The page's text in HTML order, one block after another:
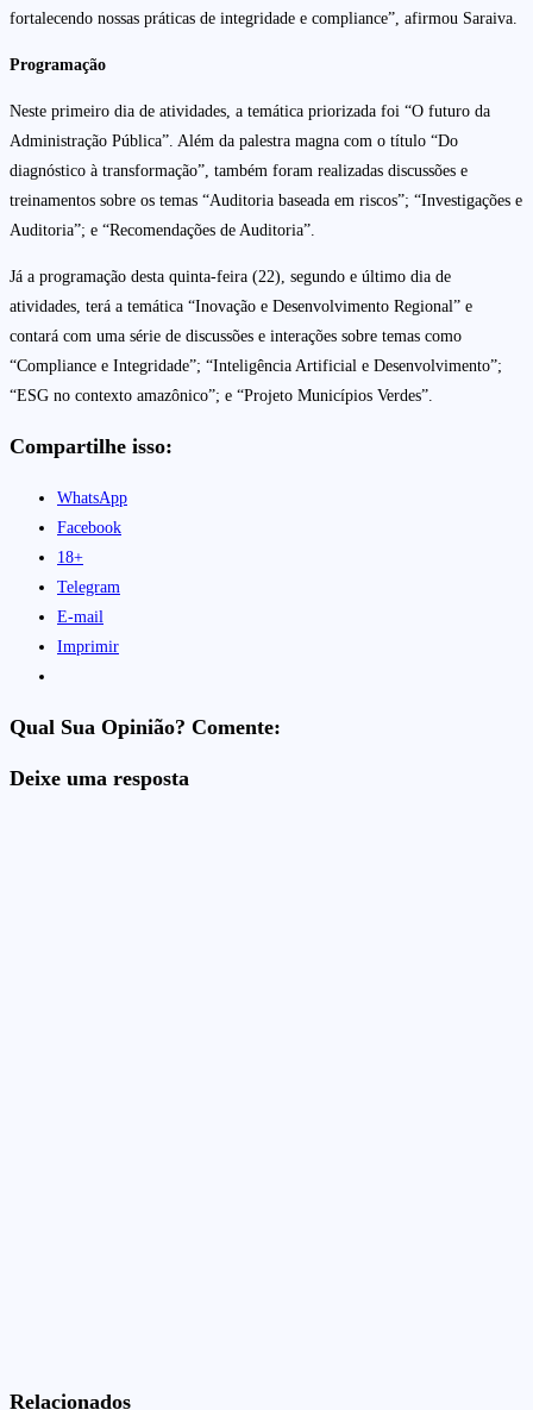
fortalecendo nossas práticas de integridade e compliance”, afirmou Saraiva.
Programação
Neste primeiro dia de atividades, a temática priorizada foi “O futuro da
Administração Pública”. Além da palestra magna com o título “Do
diagnóstico à transformação”, também foram realizadas discussões e
treinamentos sobre os temas “Auditoria baseada em riscos”; “Investigações e
Auditoria”; e “Recomendações de Auditoria”.
Já a programação desta quinta-feira (22), segundo e último dia de
atividades, terá a temática “Inovação e Desenvolvimento Regional” e
contará com uma série de discussões e interações sobre temas como
“Compliance e Integridade”; “Inteligência Artificial e Desenvolvimento”;
“ESG no contexto amazônico”; e “Projeto Municípios Verdes”.
Compartilhe isso:
WhatsApp
Facebook
18+
Telegram
E-mail
Imprimir
Qual Sua Opinião? Comente:
Deixe uma resposta
Relacionados